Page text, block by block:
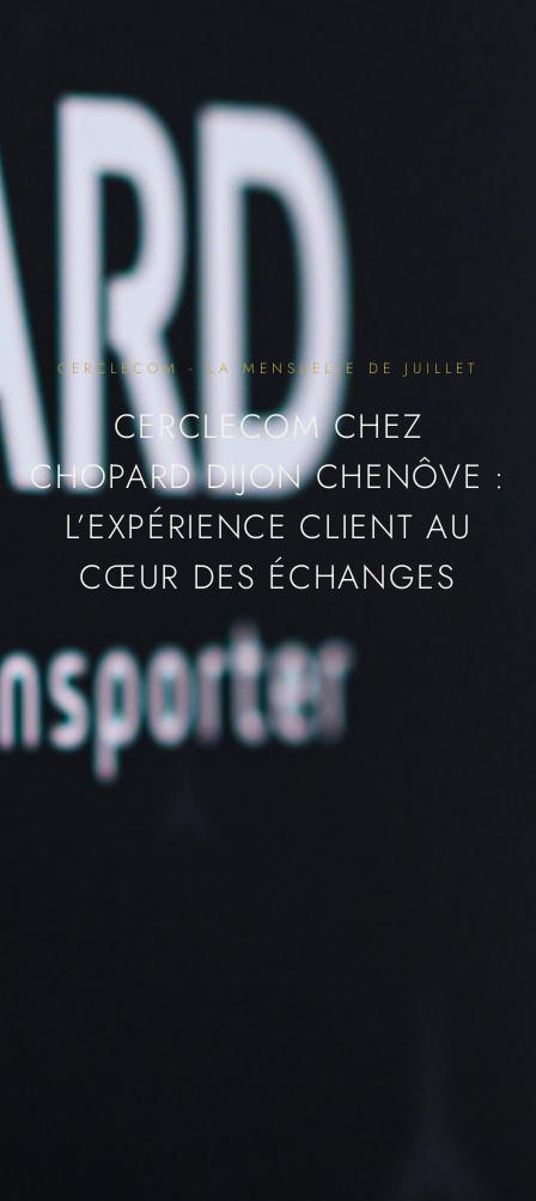
CERCLECOM - LA MENSUELLE DE JUILLET
CERCLECOM CHEZ
CHOPARD DIJON CHENÔVE :
L’EXPÉRIENCE CLIENT AU
CŒUR DES ÉCHANGES